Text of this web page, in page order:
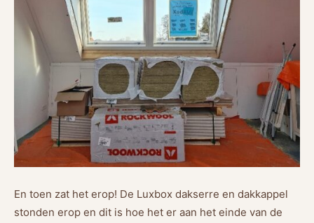
En toen zat het erop! De Luxbox dakserre en dakkappel
stonden erop en dit is hoe het er aan het einde van de